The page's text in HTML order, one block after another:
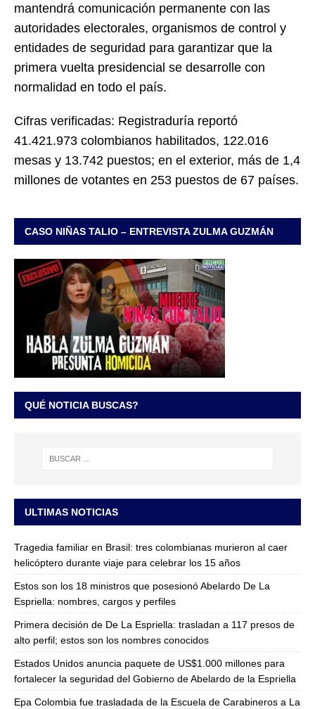
mantendrá comunicación permanente con las
autoridades electorales, organismos de control y
entidades de seguridad para garantizar que la
primera vuelta presidencial se desarrolle con
normalidad en todo el país.
Cifras verificadas: Registraduría reportó
41.421.973 colombianos habilitados, 122.016
mesas y 13.742 puestos; en el exterior, más de 1,4
millones de votantes en 253 puestos de 67 países.
CASO NIÑAS TALIO – ENTREVISTA ZULMA GUZMÁN
QUÉ NOTICIA BUSCAS?
ULTIMAS NOTICIAS
Tragedia familiar en Brasil: tres colombianas murieron al caer
helicóptero durante viaje para celebrar los 15 años
Estos son los 18 ministros que posesionó Abelardo De La
Espriella: nombres, cargos y perfiles
Primera decisión de De La Espriella: trasladan a 117 presos de
alto perfil; estos son los nombres conocidos
Estados Unidos anuncia paquete de US$1.000 millones para
fortalecer la seguridad del Gobierno de Abelardo de la Espriella
Epa Colombia fue trasladada de la Escuela de Carabineros a La